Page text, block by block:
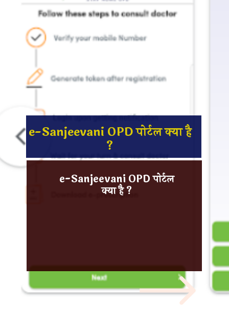
e-Sanjeevani OPD पोर्टल क्या है
?
e-Sanjeevani OPD पोर्टल
क्या है ?